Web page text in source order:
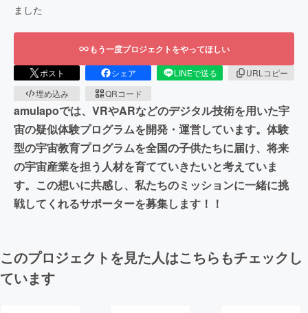
ました
もう一度プロジェクトをやってほしい
ポスト シェア LINEで送る
URLコピー
埋め込み
QRコード
amulapoでは、VRやARなどのデジタル技術を用いた宇
宙の疑似体験プログラムを開発・運営しています。体験
型の宇宙教育プログラムを全国の子供たちに届け、将来
の宇宙産業を担う人材を育てていきたいと考えていま
す。この想いに共感し、私たちのミッションに一緒に挑
戦してくれるサポーターを募集します！！
このプロジェクトを見た人はこちらもチェックし
ています